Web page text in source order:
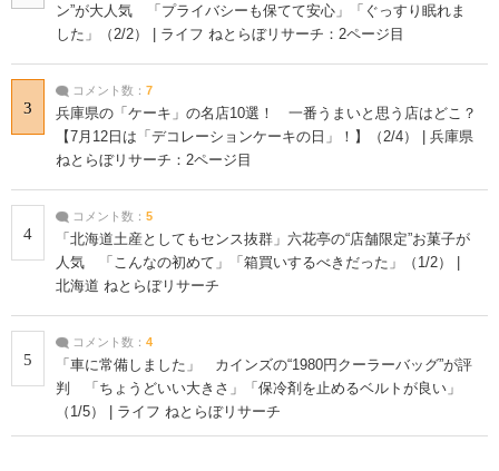
ン”が大人気 「プライバシーも保てて安心」「ぐっすり眠れま
した」（2/2） | ライフ ねとらぼリサーチ：2ページ目
3
コメント数： 7
兵庫県の「ケーキ」の名店10選！ 一番うまいと思う店はどこ？
【7月12日は「デコレーションケーキの日」！】（2/4） | 兵庫県
ねとらぼリサーチ：2ページ目
4
コメント数： 5
「北海道土産としてもセンス抜群」六花亭の“店舗限定”お菓子が
人気 「こんなの初めて」「箱買いするべきだった」（1/2） |
北海道 ねとらぼリサーチ
5
コメント数： 4
「車に常備しました」 カインズの“1980円クーラーバッグ”が評
判 「ちょうどいい大きさ」「保冷剤を止めるベルトが良い」
（1/5） | ライフ ねとらぼリサーチ